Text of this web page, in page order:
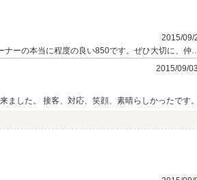
2015/09/
ーの本当に程度の良い850です。ぜひ大切に、仲
2015/09/
ました。 接客、対応、笑顔、素晴らしかったです